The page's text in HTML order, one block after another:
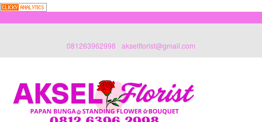
081263962998 akselflorist@gmail.com